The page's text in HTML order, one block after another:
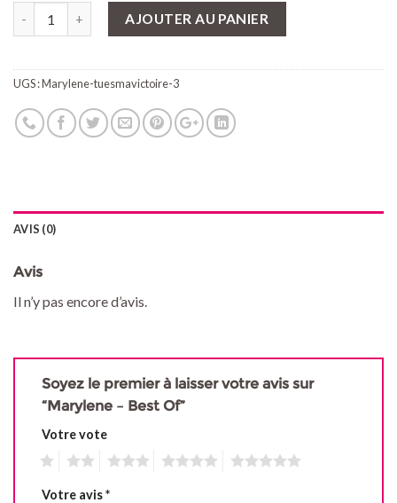
Quantité AJOUTER AU PANIER
UGS :Marylene-tuesmavictoire-3
AVIS (0)
Avis
Il n’y pas encore d’avis.
Soyez le premier à laisser votre avis sur
“Marylene – Best Of”
Votre vote
Votre avis*